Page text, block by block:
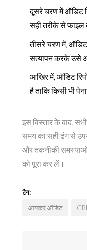
दूसरे चरण में ऑडिट
सही तरीके से फाइल
तीसरे चरण में,
सत्यापन करके उसे
आखिर में, ऑडिट
है ताकि किसी भी
इस विस्तार के बाद,
समय का सही ढंग से
और तकनीकी समस्याओं
को पूरा कर लें।
टैग:
आयकर ऑडिट